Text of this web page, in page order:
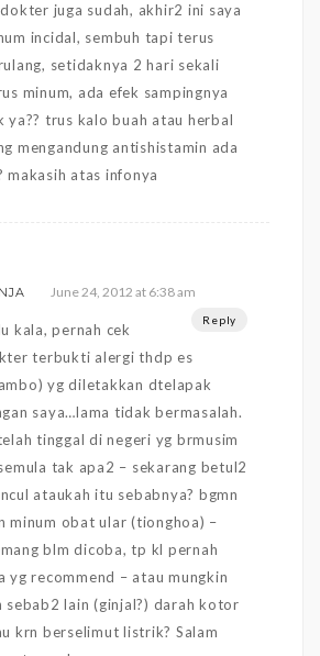
juga sudah, akhir2 ini saya
incidal, sembuh tapi terus
setidaknya 2 hari sekali
minum, ada efek sampingnya
ya?? trus kalo buah atau herbal
mengandung antishistamin ada
makasih atas infonya
June 24, 2012 at 6:38 am
Reply
kala, pernah cek
terbukti alergi thdp es
yg diletakkan dtelapak
saya…lama tidak bermasalah.
tinggal di negeri yg brmusim
tak apa2 – sekarang betul2
ataukah itu sebabnya? bgmn
minum obat ular (tionghoa) –
blm dicoba, tp kl pernah
yg recommend – atau mungkin
sebab2 lain (ginjal?) darah kotor
krn berselimut listrik? Salam